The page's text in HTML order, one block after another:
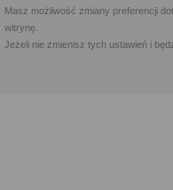
Masz możliwość zmiany preferencji
witrynę.
Jeżeli nie zmienisz tych ustawień i